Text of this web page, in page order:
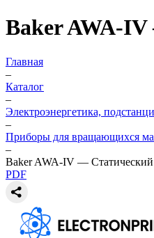
Baker AWA-IV
Главная
–
Каталог
–
Электроэнергетика,
–
Приборы для вращающихся
–
Baker AWA-IV — Статический
PDF